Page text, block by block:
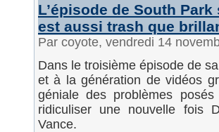
L’épisode de South
est aussi trash que
Par coyote, vendredi 14
Dans le troisième épisode de
et à la génération de vidéos
géniale des problèmes
ridiculiser une nouvelle fois
Vance.